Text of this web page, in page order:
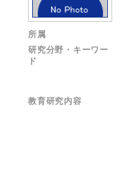
所属
研究分野・キーワー
ド
教育研究内容